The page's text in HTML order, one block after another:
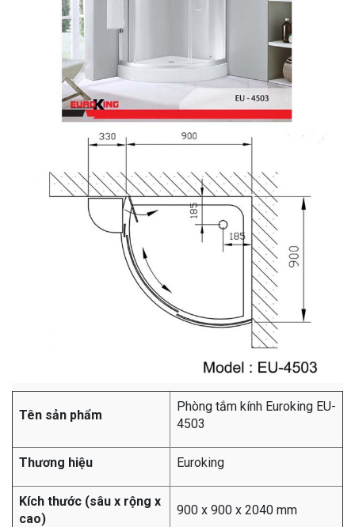
Tên sản phẩm
Phòng tắm kính Euroking EU-
4503
Thương hiệu Euroking
Kích thước (sâu x rộng x
cao)
900 x 900 x 2040 mm